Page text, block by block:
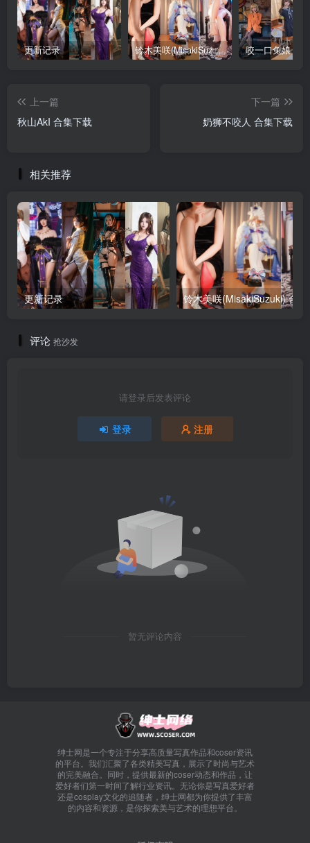
更新记录 铃木美咲(MisakiSuzuki) 合集下载 咬一口兔娘 合
上一篇
秋山AkI 合集下载
下一篇
奶狮不咬人 合集下载
相关推荐
更新记录
评论 抢沙发
请登录后发表评论
登录 注册
暂无评论内容
绅士网是一个专注于分享高质量写真作品和coser资讯
的平台。我们汇聚了各类精美写真，展示了时尚与艺术
的完美融合。同时，提供最新的coser动态和作品，让
爱好者们第一时间了解行业资讯。无论你是写真爱好者
还是cosplay文化的追随者，绅士网都为你提供了丰富
的内容和资源，是你探索美与艺术的理想平台。